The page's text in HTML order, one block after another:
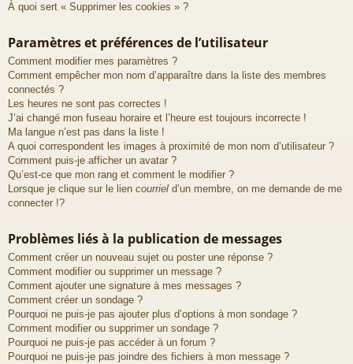
À quoi sert « Supprimer les cookies » ?
Paramètres et préférences de l’utilisateur
Comment modifier mes paramètres ?
Comment empêcher mon nom d’apparaître dans la liste des membres
connectés ?
Les heures ne sont pas correctes !
J’ai changé mon fuseau horaire et l’heure est toujours incorrecte !
Ma langue n’est pas dans la liste !
A quoi correspondent les images à proximité de mon nom d’utilisateur ?
Comment puis-je afficher un avatar ?
Qu’est-ce que mon rang et comment le modifier ?
Lorsque je clique sur le lien courriel d’un membre, on me demande de me
connecter !?
Problèmes liés à la publication de messages
Comment créer un nouveau sujet ou poster une réponse ?
Comment modifier ou supprimer un message ?
Comment ajouter une signature à mes messages ?
Comment créer un sondage ?
Pourquoi ne puis-je pas ajouter plus d’options à mon sondage ?
Comment modifier ou supprimer un sondage ?
Pourquoi ne puis-je pas accéder à un forum ?
Pourquoi ne puis-je pas joindre des fichiers à mon message ?